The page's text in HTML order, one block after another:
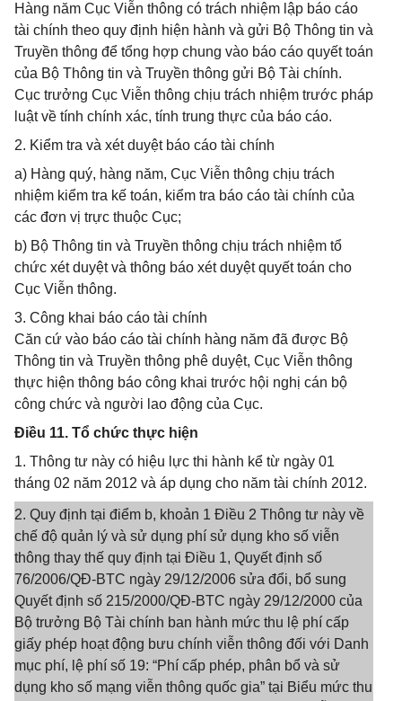
Hàng năm Cục Viễn thông có trách nhiệm lập báo cáo
tài chính theo quy định hiện hành và gửi Bộ Thông tin và
Truyền thông để tổng hợp chung vào báo cáo quyết toán
của Bộ Thông tin và Truyền thông gửi Bộ Tài chính.
Cục trưởng Cục Viễn thông chịu trách nhiệm trước pháp
luật về tính chính xác, tính trung thực của báo cáo.
2. Kiểm tra và xét duyệt báo cáo tài chính
a) Hàng quý, hàng năm, Cục Viễn thông chịu trách
nhiệm kiểm tra kế toán, kiểm tra báo cáo tài chính của
các đơn vị trực thuộc Cục;
b) Bộ Thông tin và Truyền thông chịu trách nhiệm tổ
chức xét duyệt và thông báo xét duyệt quyết toán cho
Cục Viễn thông.
3. Công khai báo cáo tài chính
Căn cứ vào báo cáo tài chính hàng năm đã được Bộ
Thông tin và Truyền thông phê duyệt, Cục Viễn thông
thực hiện thông báo công khai trước hội nghị cán bộ
công chức và người lao động của Cục.
Điều 11. Tổ chức thực hiện
1. Thông tư này có hiệu lực thi hành kể từ ngày 01
tháng 02 năm 2012 và áp dụng cho năm tài chính 2012.
2. Quy định tại điểm b, khoản 1 Điều 2 Thông tư này về
chế độ quản lý và sử dụng phí sử dụng kho số viễn
thông thay thế quy định tại Điều 1, Quyết định số
76/2006/QĐ-BTC ngày 29/12/2006 sửa đổi, bổ sung
Quyết định số 215/2000/QĐ-BTC ngày 29/12/2000 của
Bộ trưởng Bộ Tài chính ban hành mức thu lệ phí cấp
giấy phép hoạt động bưu chính viễn thông đối với Danh
mục phí, lệ phí số 19: “Phí cấp phép, phân bổ và sử
dụng kho số mạng viễn thông quốc gia” tại Biểu mức thu